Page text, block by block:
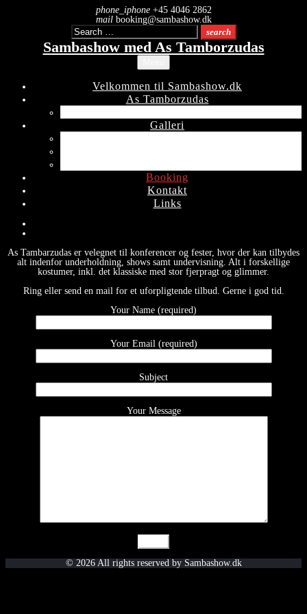
Skip
to
content
phone_iphone+45 4046 2862
mailbooking@sambashow.dk
Search
for:
search
Sambashow med As Tamborzudas
Velkommen til Sambashow.dk
As Tamborzudas
Galleri
Booking
Kontakt
Links
Booking
As Tambarzudas er velegnet til konferencer og fester, hvor der kan tilbydes
alt indenfor underholdning, shows samt undervisning. Alt i forskellige
kostumer, inkl. det klassiske med stor fjerpragt og glimmer.
Ring eller send en mail for et uforpligtende tilbud. Gerne i god tid.
Your Name (required)
Your Email (required)
Subject
Your Message
© 2026 All rights reserved by Sambashow.dk